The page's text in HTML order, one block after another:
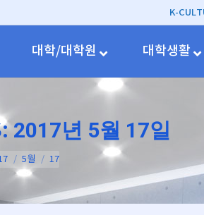
K-
대학/대학원 대학생활
2017년 5월 17일
5월 17